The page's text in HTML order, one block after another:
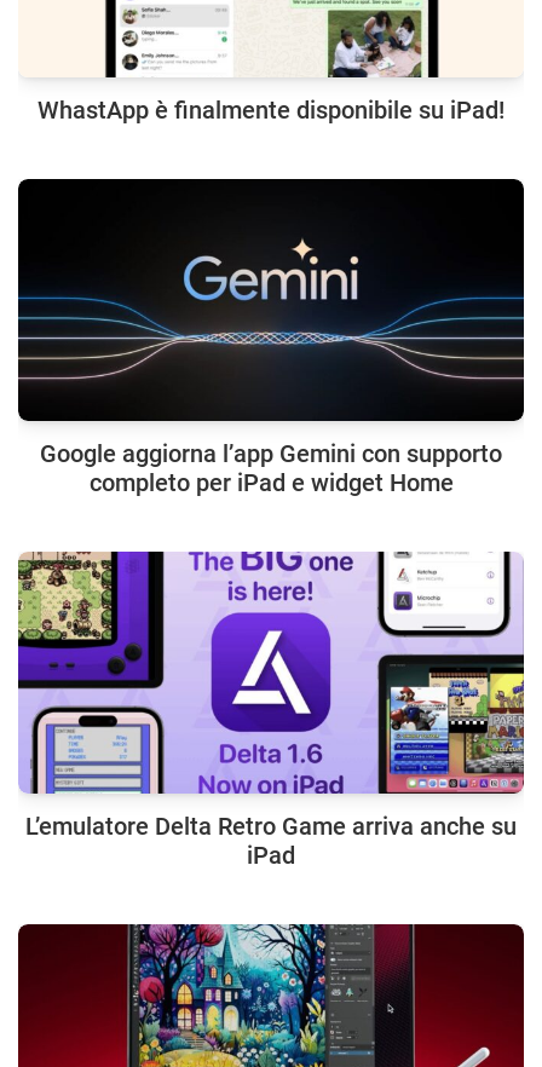
WhastApp è finalmente disponibile su iPad!
Google aggiorna l’app Gemini con supporto
completo per iPad e widget Home
L’emulatore Delta Retro Game arriva anche su
iPad